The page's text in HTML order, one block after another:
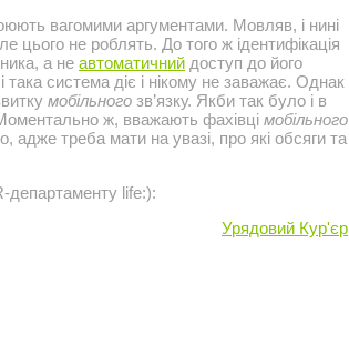
вагомими аргументами. Мовляв, і нині
цього не роблять. До того ж ідентифікація
а не автоматичний доступ до його
система діє і нікому не заважає. Однак
мобільного зв’язку. Якби так було і в
ж, вважають фахівці мобільного
адже треба мати на увазі, про які обсяги та
life:):
Урядовий Кур'єр